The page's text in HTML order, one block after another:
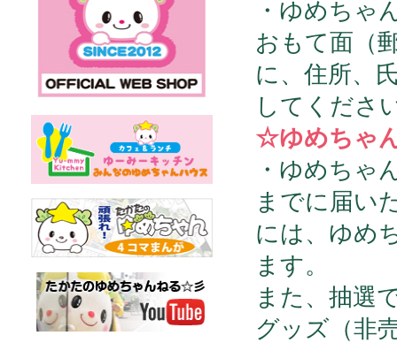
・ゆめちゃ
おもて面（
に、住所、
してくださ
☆ゆめちゃ
・ゆめちゃ
までに届い
には、ゆめ
ます。
また、抽選
グッズ（非